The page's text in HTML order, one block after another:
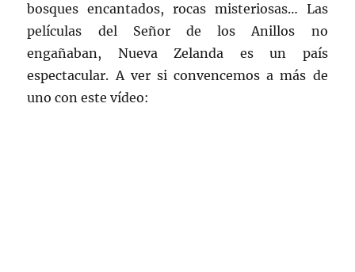
bosques encantados, rocas misteriosas… Las
películas del Señor de los Anillos no
engañaban, Nueva Zelanda es un país
espectacular. A ver si convencemos a más de
uno con este vídeo: